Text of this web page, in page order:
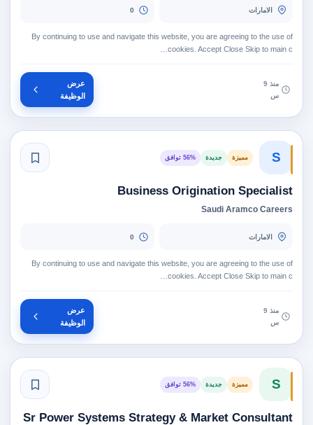
الامارات 0
By continuing to use and navigate this website, you are agreeing to the use of
cookies. Accept Close Skip to main c…
منذ 9
س
عرض
الوظيفة
S مميزة جديدة 56% توافق
Business Origination Specialist
Saudi Aramco Careers
الامارات 0
By continuing to use and navigate this website, you are agreeing to the use of
cookies. Accept Close Skip to main c…
منذ 9
س
عرض
الوظيفة
S مميزة جديدة 56% توافق
Sr Power Systems Strategy & Market Consultant